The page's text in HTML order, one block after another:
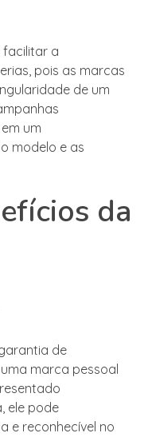
facilitar a
pois as marcas
de um
um
modelo e as
da
de
marca pessoal
ele pode
e reconhecível no